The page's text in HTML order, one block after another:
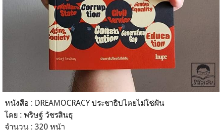
หนังสือ : DREAMOCRACY ประชาธิปไตยไม่ใช่ฝัน
โดย : พริษฐ์ วัชรสินธุ
จำนวน : 320 หน้า